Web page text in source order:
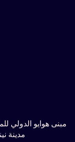
مبنى هوايو الدولي
مدينة